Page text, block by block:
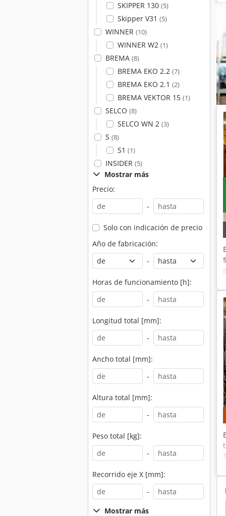
SKIPPER 130 (5)
Skipper V31 (5)
WINNER (10)
WINNER W2 (1)
BREMA (8)
BREMA EKO 2.2 (7)
BREMA EKO 2.1 (2)
BREMA VEKTOR 15 (1)
SELCO (8)
SELCO WN 2 (3)
S (8)
S1 (1)
INSIDER (5)
Mostrar más
Precio:
-
Solo con indicación de precio
Año de fabricación:
-
Horas de funcionamiento [h]:
-
Longitud total [mm]:
-
Ancho total [mm]:
-
Altura total [mm]:
-
Peso total [kg]:
-
Recorrido eje X [mm]:
-
Mostrar más
Weeke